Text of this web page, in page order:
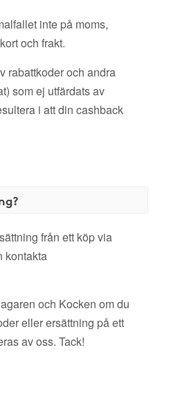
inte på moms,
och frakt.
rabattkoder och andra
som ej utfärdats av
i att din cashback
från ett köp via
kontakta
och Kocken om du
eller ersättning på ett
av oss. Tack!